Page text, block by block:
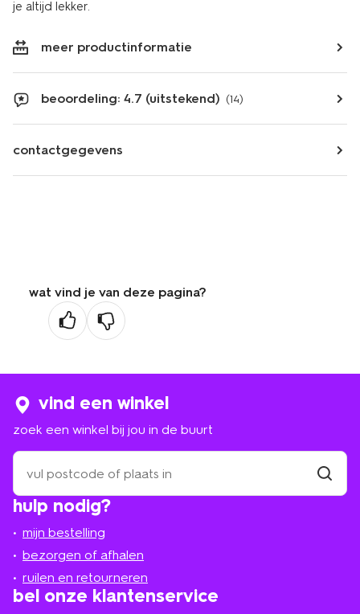
je altijd lekker.
meer productinformatie
beoordeling: 4.7 (uitstekend) (14)
contactgegevens
wat vind je van deze pagina?
hulp nodig?
mijn bestelling
bezorgen of afhalen
ruilen en retourneren
bel onze klantenservice
vind een winkel
zoek een winkel bij jou in de buurt
zoek
een
winkel
bij
in
de
buurt